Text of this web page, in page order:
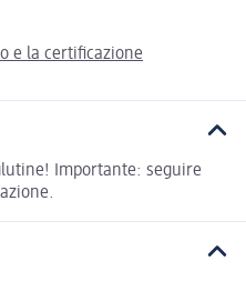
e la certificazione
Importante: seguire